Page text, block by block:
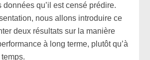
données qu’il est censé prédire.
nous allons introduire ce
deux résultats sur la manière
à long terme, plutôt qu’à